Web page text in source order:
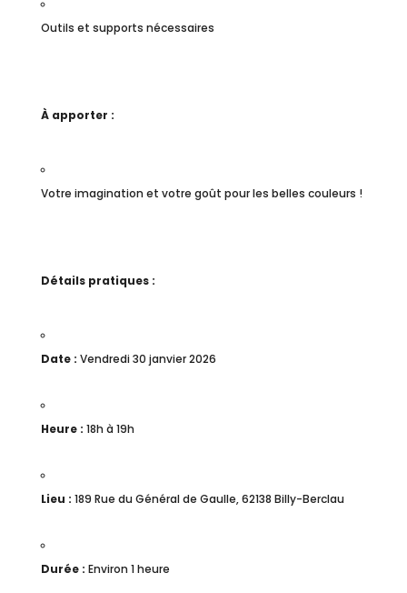
Outils et supports nécessaires
À apporter :
Votre imagination et votre goût pour les belles couleurs !
Détails pratiques :
Date : Vendredi 30 janvier 2026
Heure : 18h à 19h
Lieu : 189 Rue du Général de Gaulle, 62138 Billy-Berclau
Durée : Environ 1 heure